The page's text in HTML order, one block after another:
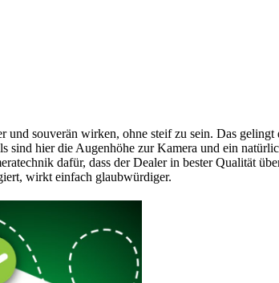
souverän wirken, ohne steif zu sein. Das gelingt
hier die Augenhöhe zur Kamera und ein
dafür, dass der Dealer in bester Qualität
wirkt einfach glaubwürdiger.